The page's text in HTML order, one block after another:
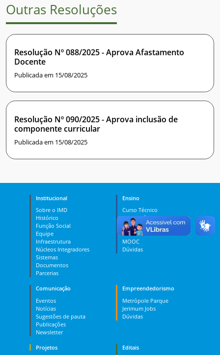
Outras Resoluções
Resolução Nº 088/2025 - Aprova Afastamento
Docente
Publicada em 15/08/2025
Resolução Nº 090/2025 - Aprova inclusão de
componente curricular
Publicada em 15/08/2025
Institucional
Sobre o IMD
Histórico
Função Social
Equipe
Infraestrutura
Núcleos Integradores
Sistemas
Documentos
Parcerias
Ensino
Curso Técnico
Graduação
Pós-graduação
PES
MOOC
Dúvidas
Comunicação
Eventos
Notícias
Sugestões de pauta
Publicações
Newsletter
Empreendedorismo
Metrópole Parque
Jerimum Jobs
Dúvidas
Projetos
Editais